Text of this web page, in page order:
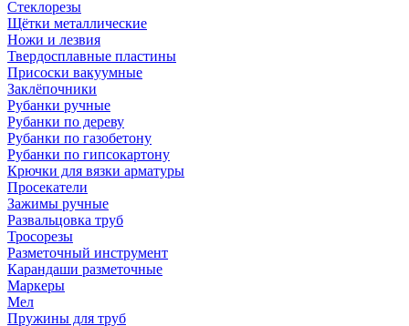
Стеклорезы
Щётки металлические
Ножи и лезвия
Твердосплавные пластины
Присоски вакуумные
Заклёпочники
Рубанки ручные
Рубанки по дереву
Рубанки по газобетону
Рубанки по гипсокартону
Крючки для вязки арматуры
Просекатели
Зажимы ручные
Развальцовка труб
Тросорезы
Разметочный инструмент
Карандаши разметочные
Маркеры
Мел
Пружины для труб